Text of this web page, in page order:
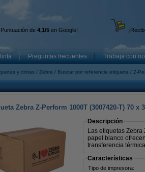
de 4,1/5 en Google!
Preguntas frecuentes Trabaja con
y cintas Zebra Buscar por referencia etiqueta Z-
Zebra Z-Perform 1000T (3007420-T) 70 x
Descripción
Las etiquetas
papel blanco
transferencia
Características
Tipo de impresora: